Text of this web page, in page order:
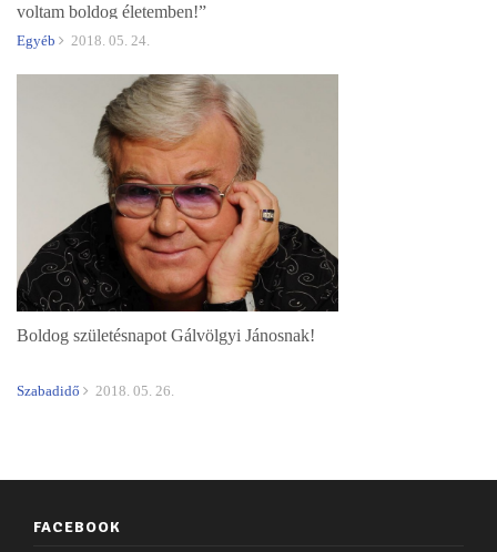
voltam boldog életemben!”
Egyéb 2018. 05. 24.
Boldog születésnapot Gálvölgyi Jánosnak!
Szabadidő 2018. 05. 26.
FACEBOOK